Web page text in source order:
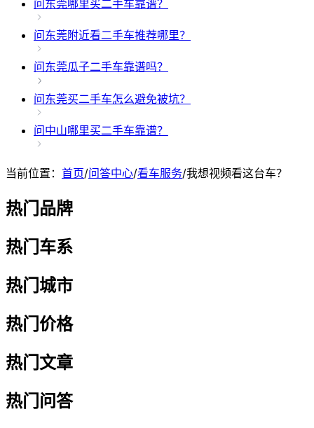
问东莞哪里买二手车靠谱？
问东莞附近看二手车推荐哪里？
问东莞瓜子二手车靠谱吗？
问东莞买二手车怎么避免被坑？
问中山哪里买二手车靠谱？
当前位置： 首页/问答中心/看车服务/我想视频看这台车？
热门品牌
热门车系
热门城市
热门价格
热门文章
热门问答